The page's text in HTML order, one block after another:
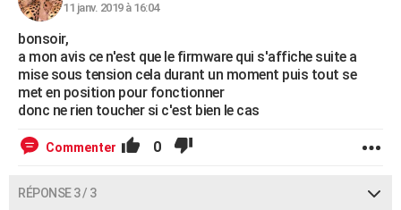
11 janv. 2019 à 16:04
bonsoir,
a mon avis ce n'est que le firmware qui s'affiche suite a
mise sous tension cela durant un moment puis tout se
met en position pour fonctionner
donc ne rien toucher si c'est bien le cas
Commenter 0
RÉPONSE 3 / 3